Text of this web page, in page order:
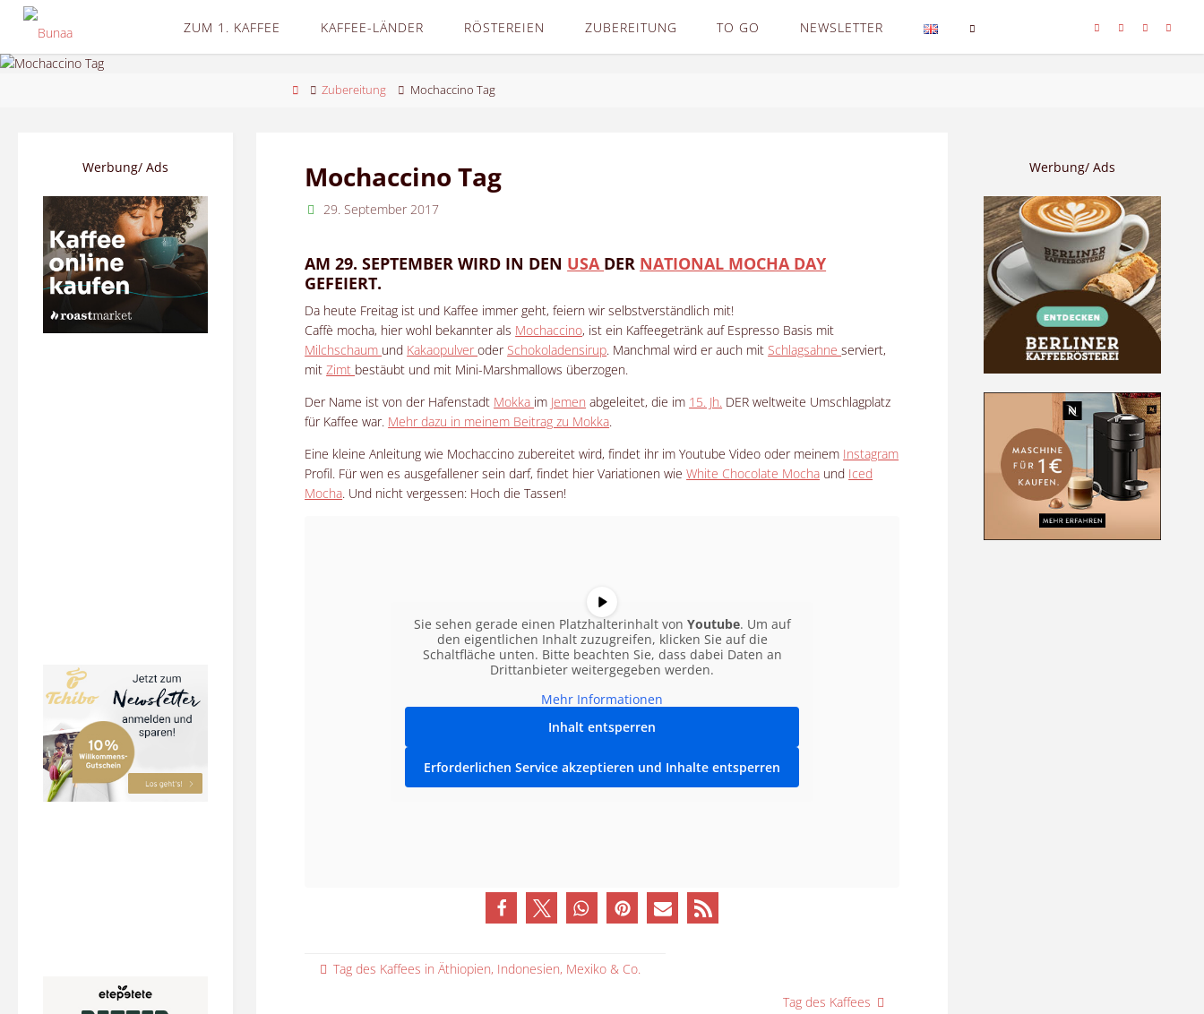
ZUM 1. KAFFEE KAFFEE-LÄNDER RÖSTEREIEN ZUBEREITUNG TO GO NEWSLETTER
HomeZubereitung Mochaccino Tag
Mochaccino Tag
29. September 2017
AM 29. SEPTEMBER WIRD IN DEN USA DER NATIONAL MOCHA DAY
GEFEIERT.
Da heute Freitag ist und Kaffee immer geht, feiern wir selbstverständlich mit!
Caffè mocha, hier wohl bekannter als Mochaccino, ist ein Kaffeegetränk auf Espresso Basis mit
Milchschaum und KakaopulveroderSchokoladensirup. Manchmal wird er auch mitSchlagsahneserviert,
mitZimt bestäubt und mit Mini-Marshmallows überzogen.
Der Name ist von der Hafenstadt Mokka im Jemen abgeleitet, die im 15. Jh. DER weltweite Umschlagplatz
für Kaffee war. Mehr dazu in meinem Beitrag zu Mokka.
Eine kleine Anleitung wie Mochaccino zubereitet wird, findet ihr im Youtube Video oder meinem Instagram
Profil. Für wen es ausgefallener sein darf, findet hier Variationen wieWhite Chocolate Mocha und Iced
Mocha. Und nicht vergessen: Hoch die Tassen!
Sie sehen gerade einen Platzhalterinhalt von Youtube. Um auf
den eigentlichen Inhalt zuzugreifen, klicken Sie auf die
Schaltfläche unten. Bitte beachten Sie, dass dabei Daten an
Drittanbieter weitergegeben werden.
Mehr Informationen
Inhalt entsperren
Erforderlichen Service akzeptieren und Inhalte entsperren
Tag des Kaffees in Äthiopien, Indonesien, Mexiko & Co.
Tag des Kaffees
Werbung/ Ads Werbung/ Ads